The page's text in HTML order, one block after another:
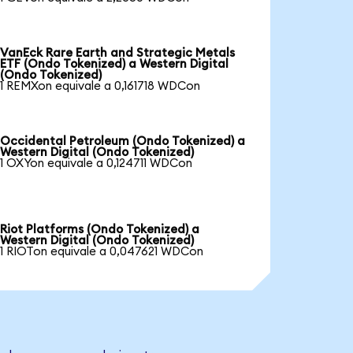
VanEck Rare Earth and Strategic Metals
ETF (Ondo Tokenized) a Western Digital
(Ondo Tokenized)
1 REMXon equivale a 0,161718 WDCon
Occidental Petroleum (Ondo Tokenized) a
Western Digital (Ondo Tokenized)
1 OXYon equivale a 0,124711 WDCon
Riot Platforms (Ondo Tokenized) a
Western Digital (Ondo Tokenized)
1 RIOTon equivale a 0,047621 WDCon